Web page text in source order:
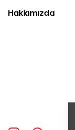
Hakkımızda